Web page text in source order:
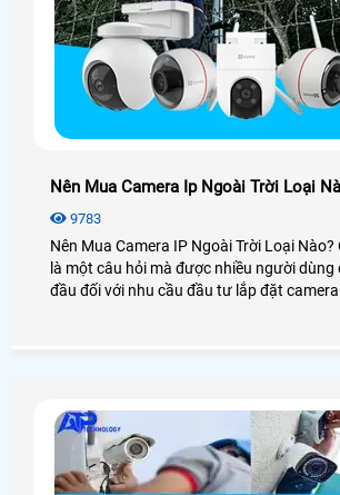
Nên Mua Camera Ip Ngoài Trời Loại
9783
Nên Mua Camera IP Ngoài Trời Loại Nào?
là một câu hỏi mà được nhiều người
đầu đối với nhu cầu đầu tư lắp đặt